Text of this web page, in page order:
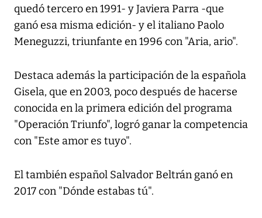
quedó tercero en 1991- y Javiera Parra -que
ganó esa misma edición- y el italiano Paolo
Meneguzzi, triunfante en 1996 con "Aria, ario".
Destaca además la participación de la española
Gisela, que en 2003, poco después de hacerse
conocida en la primera edición del programa
"Operación Triunfo", logró ganar la competencia
con "Este amor es tuyo".
El también español Salvador Beltrán ganó en
2017 con "Dónde estabas tú".